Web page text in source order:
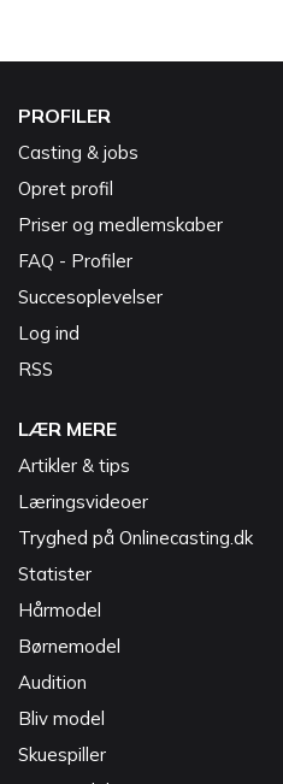
PROFILER
Casting & jobs
Opret profil
Priser og medlemskaber
FAQ - Profiler
Succesoplevelser
Log ind
RSS
LÆR MERE
Artikler & tips
Læringsvideoer
Tryghed på Onlinecasting.dk
Statister
Hårmodel
Børnemodel
Audition
Bliv model
Skuespiller